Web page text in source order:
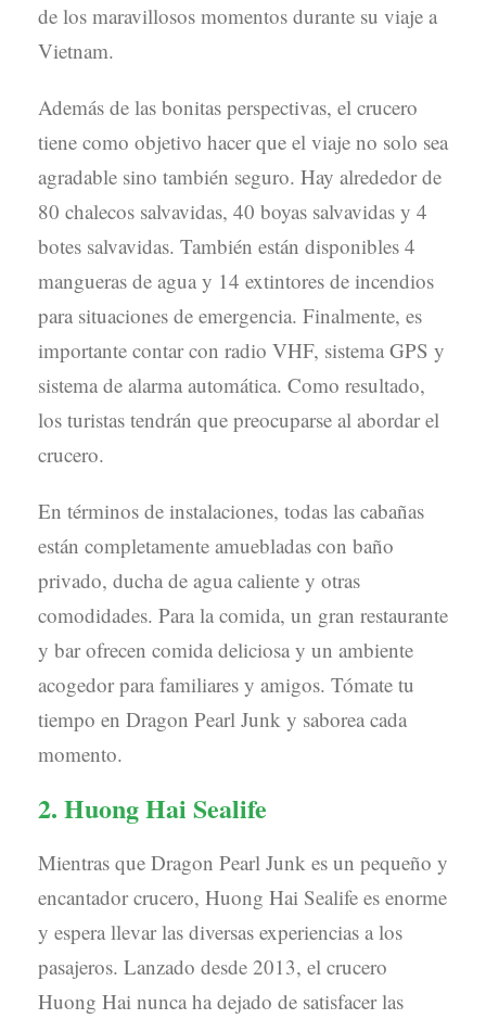
de los maravillosos momentos durante su viaje a
Vietnam.
Además de las bonitas perspectivas, el crucero
tiene como objetivo hacer que el viaje no solo sea
agradable sino también seguro. Hay alrededor de
80 chalecos salvavidas, 40 boyas salvavidas y 4
botes salvavidas. También están disponibles 4
mangueras de agua y 14 extintores de incendios
para situaciones de emergencia. Finalmente, es
importante contar con radio VHF, sistema GPS y
sistema de alarma automática. Como resultado,
los turistas tendrán que preocuparse al abordar el
crucero.
En términos de instalaciones, todas las cabañas
están completamente amuebladas con baño
privado, ducha de agua caliente y otras
comodidades. Para la comida, un gran restaurante
y bar ofrecen comida deliciosa y un ambiente
acogedor para familiares y amigos. Tómate tu
tiempo en Dragon Pearl Junk y saborea cada
momento.
2. Huong Hai Sealife
Mientras que Dragon Pearl Junk es un pequeño y
encantador crucero, Huong Hai Sealife es enorme
y espera llevar las diversas experiencias a los
pasajeros. Lanzado desde 2013, el crucero
Huong Hai nunca ha dejado de satisfacer las